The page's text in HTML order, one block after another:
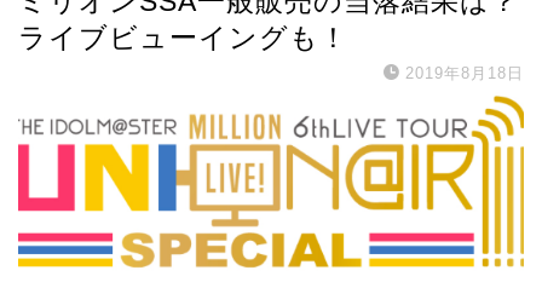
ライブビューイングも！
2019年8月18日